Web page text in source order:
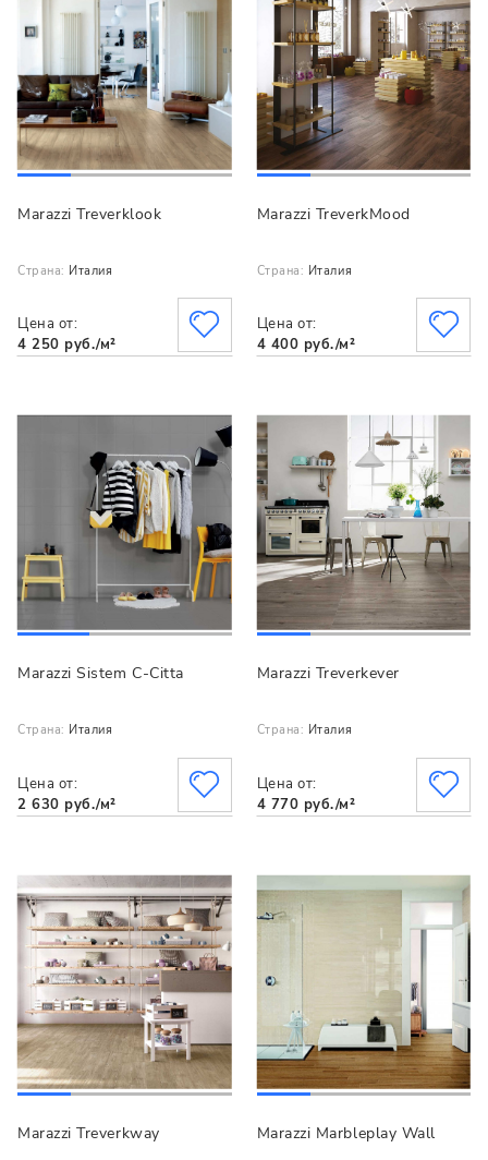
Marazzi Treverklook
Страна: Италия
Цена от:
4 250 руб./м²
Marazzi TreverkMood
Страна: Италия
Цена от:
4 400 руб./м²
Marazzi Sistem C-Citta
Страна: Италия
Цена от:
2 630 руб./м²
Marazzi Treverkever
Страна: Италия
Цена от:
4 770 руб./м²
Marazzi Treverkway Marazzi Marbleplay Wall